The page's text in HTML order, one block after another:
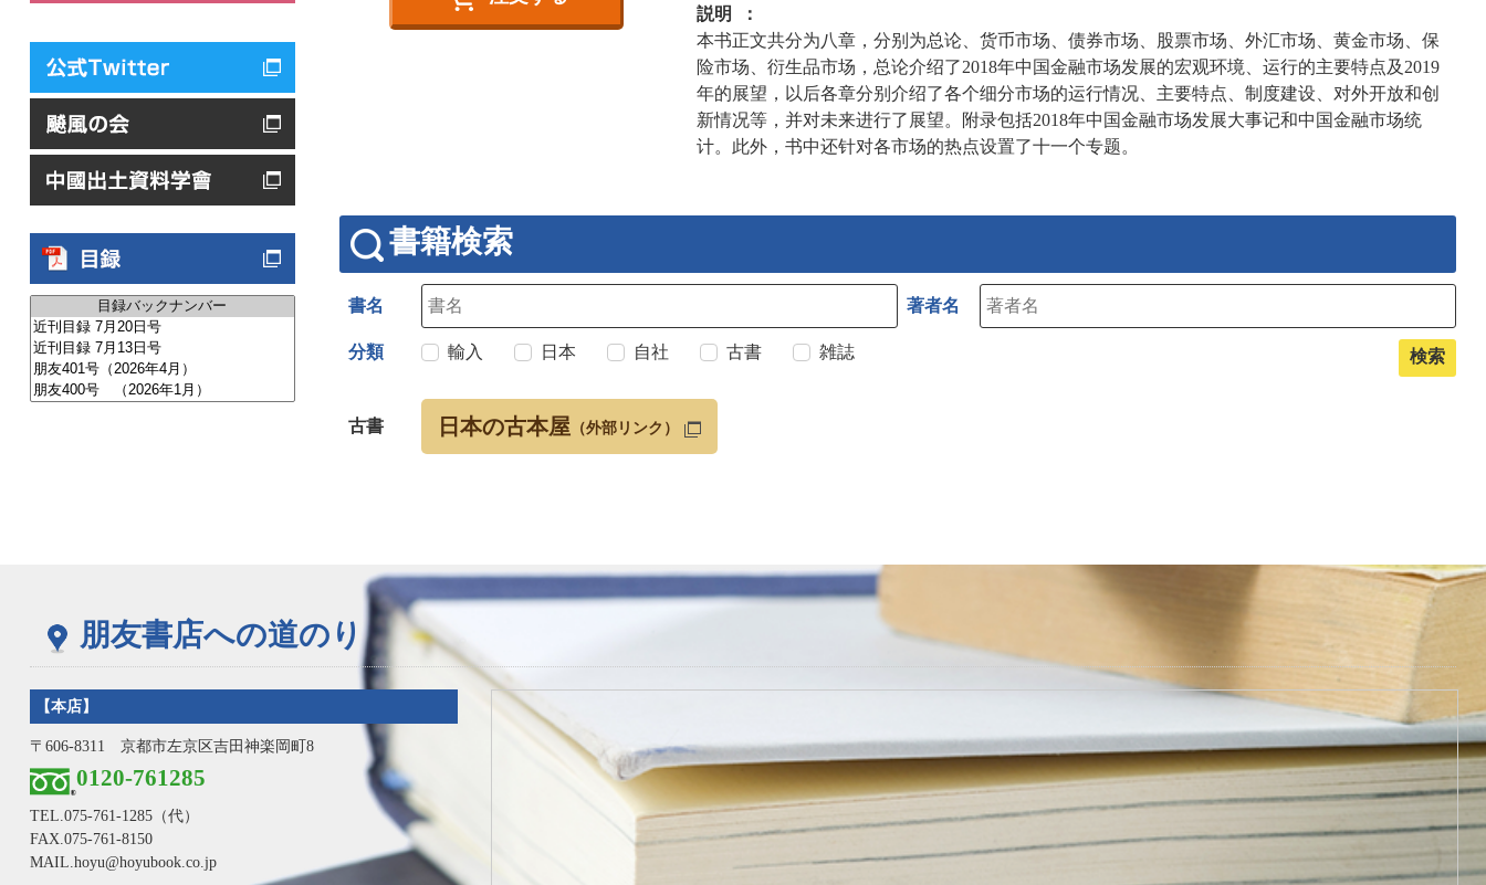
説明
本书正文共分为八章，分别为总论、货币市场、债券市场、股票市场、外汇市场、黄金市场、保
险市场、衍生品市场，总论介绍了2018年中国金融市场发展的宏观环境、运行的主要特点及2019
年的展望，以后各章分别介绍了各个细分市场的运行情况、主要特点、制度建设、对外开放和创
新情况等，并对未来进行了展望。附录包括2018年中国金融市场发展大事记和中国金融市场统
计。此外，书中还针对各市场的热点设置了十一个专题。
書籍検索
書名 著者名
分類 輸入 日本 自社 古書 雑誌
古書 日本の古本屋 （外部リンク）
朋友書店への道のり
【本店】
〒606-8311 京都市左京区吉田神楽岡町8
0120-761285
TEL. 075-761-1285（代）
FAX.075-761-8150
MAIL.hoyu@hoyubook.co.jp